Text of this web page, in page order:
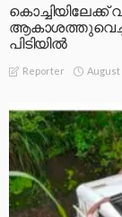
ആകാശത്തുവെച്ച്
പിടിയിൽ
Reporter August